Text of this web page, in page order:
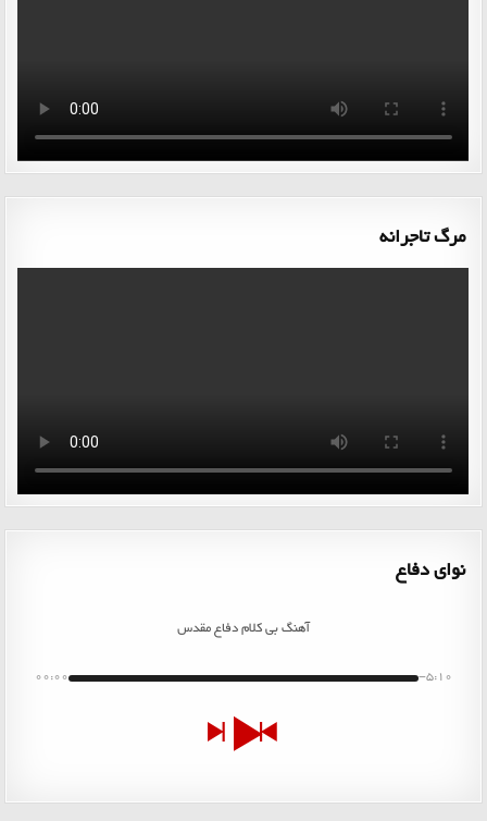
مرگ تاجرانه
نوای دفاع
آهنگ بی کلام دفاع مقدس
00:00 -5:10